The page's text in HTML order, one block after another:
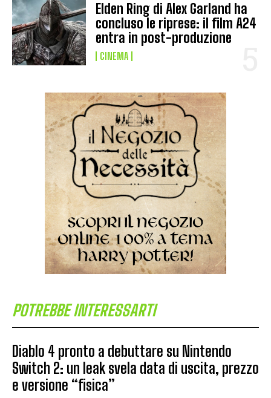
Elden Ring di Alex Garland ha
concluso le riprese: il film A24
entra in post-produzione
CINEMA
POTREBBE INTERESSARTI
Diablo 4 pronto a debuttare su Nintendo
Switch 2: un leak svela data di uscita, prezzo
e versione “fisica”